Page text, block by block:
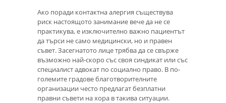
Ако поради контактна алергия съществува
риск настоящото занимание вече да не се
практикува, е изключително важно пациентът
да търси не само медицински, но и правен
съвет. Засегнатото лице трябва да се свърже
възможно най-скоро със своя синдикат или със
специалист адвокат по социално право. В по-
големите градове благотворителните
организации често предлагат безплатни
правни съвети на хора в такива ситуации.